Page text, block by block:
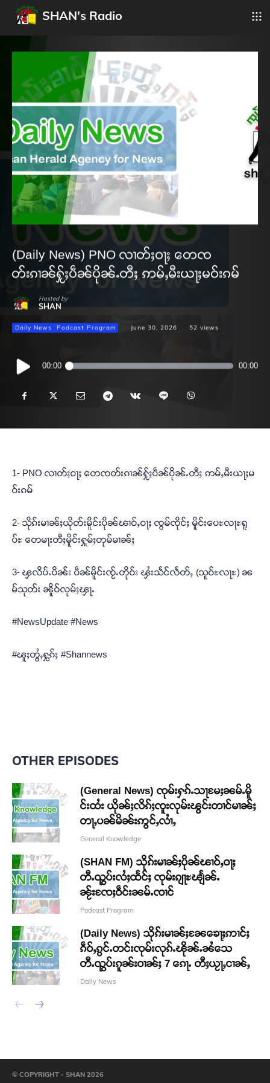
SHAN's Radio
(Daily News) PNO လၢတ်ႈဝႃႈ တေၸ
တ်းၵၢၼ်ႁႂ်ႈပဵၼ်ပိုၼ်ႉတီႈ ဢမ်ႇမီးယႃႈမဝ်းၵမ်
Hosted by
SHAN
Daily News Podcast Program June 30, 2026 52 views
Audio
Player
00:00 00:00
1- PNO လၢတ်ႈဝႃႈ တေၸတ်းၵၢၼ်ႁႂ်ႈပဵၼ်ပိုၼ်ႉတီႈ ဢမ်ႇမီးယႃႈမ
ဝ်းၵမ်
2- သိုၵ်းမၢၼ်ႈယိုတ်းမိူင်းပိုၼ်ၽၢဝ်ႇဝႃႈ ၸွမ်ၸိုင်ႈ မိူင်းပေႊလႃႊရူ
ပ်ႊ တေမႃးတီႈမိူင်းႁူမ်ႈတုမ်မၢၼ်ႈ
3- ၾလိပ်ႉပိၼ်း ပဵၼ်မိူင်းၸႂ်ႉတိုဝ်း ၾႆးသႅင်လႅတ်ႇ (သူဝ်ႊလႃႊ) ၼ
မ်သုတ်း ၼိူဝ်လုမ်ႈၾႃႉ
#NewsUpdate #News
#ၽူႈတွႆႇႁွၵ်ႈ #Shannews
OTHER EPISODES
(General News) ၸုမ်းႁၵ်ႉသႃမႄႈၼမ်ႉမိူ
င်းထႆး ယိုၼ်ႈလိၵ်ႈၸူးလုမ်းၽွင်းတၢင်မၢၼ်ႈ
တႃႇပၼ်မိၼ်းဢွင်ႇလၢႆႇ
General Knowledge
(SHAN FM) သိုၵ်းမၢၼ်ႈပိုၼ်ၽၢဝ်ႇဝႃႈ
တီႉၺွပ်းလႆႈထႅင်ႈ ၸုမ်းၵျႃႊၽျႅၼ်ႉ
ၼႂ်းၸႄႈဝဵင်းၼမ်ႉၸၢင်
Podcast Program
(Daily News) သိုၵ်းမၢၼ်ႈၼႄၶေႃႈဢၢင်ႈ
ၵဵဝ်ႇၵွင်ႉတင်းၸုမ်းလုၵ်ႉၽိုၼ်ႉၼႆသေ
တီႉၺွပ်းၵူၼ်းဝၢၼ်ႈ 7 ၵေႃႉ တီႈယႂႃႇငၢၼ်ႇ
Daily News
© COPYRIGHT - SHAN 2026